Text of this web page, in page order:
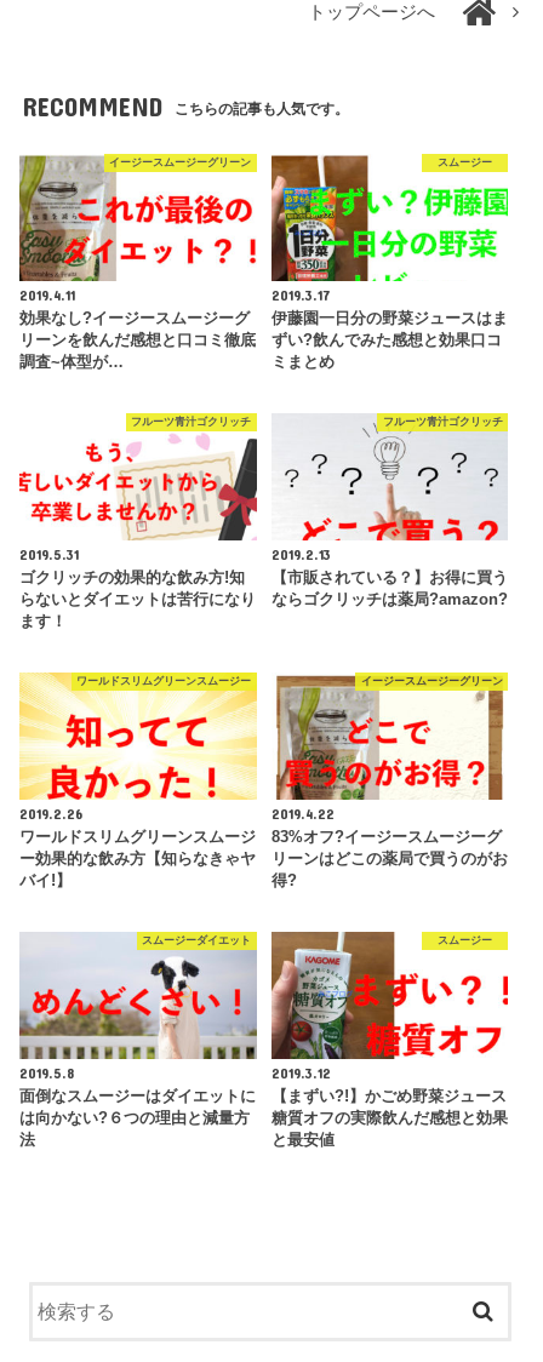
トップページへ
RECOMMEND こちらの記事も人気です。
イージースムージーグリーン
2019.4.11
効果なし?イージースムージーグ
リーンを飲んだ感想と口コミ徹底
調査~体型が…
スムージー
2019.3.17
伊藤園一日分の野菜ジュースはま
ずい?飲んでみた感想と効果口コ
ミまとめ
フルーツ青汁ゴクリッチ
2019.5.31
ゴクリッチの効果的な飲み方!知
らないとダイエットは苦行になり
ます！
フルーツ青汁ゴクリッチ
2019.2.13
【市販されている？】お得に買う
ならゴクリッチは薬局?amazon?
ワールドスリムグリーンスムージー
2019.2.26
ワールドスリムグリーンスムージ
ー効果的な飲み方【知らなきゃヤ
バイ!】
イージースムージーグリーン
2019.4.22
83%オフ?イージースムージーグ
リーンはどこの薬局で買うのがお
得?
スムージーダイエット
2019.5.8
面倒なスムージーはダイエットに
は向かない?６つの理由と減量方
法
スムージー
2019.3.12
【まずい?!】かごめ野菜ジュース
糖質オフの実際飲んだ感想と効果
と最安値